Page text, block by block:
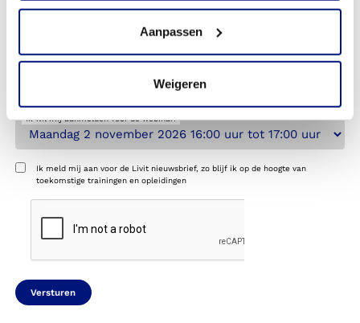
Aanpassen
Weigeren
Wanneer u geen registratienummer heeft, kunt u het
Ik wil mij aanmelden voor de webinar:
Nieuwsbrief
Ik meld mij aan voor de Livit nieuwsbrief, zo blijf ik op de hoogte van
toekomstige trainingen en opleidingen
CAPTCHA